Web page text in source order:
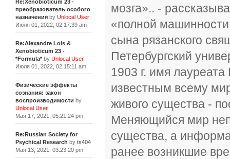
Re:Xenobioticum 23 -
преобразователь особого
назначенияby Unlocal User
Июля 01, 2022, 02:17:39 am
Re:Alexandre Lois &
Xenobioticum 23 -
*Formula*by Unlocal User
Июля 01, 2022, 02:15:11 am
Физические эффекты
сознания: закон
воспроизводимости by
Unlocal User
Мая 17, 2021, 05:21:24 pm
Re:Russian Society for
Psychical Research by ts404
Мая 13, 2021, 03:23:20 pm
мозга».. -
«полной
сына рязанского
Петербургский
1903 г. имя
известным всему
живого существа -
Меняющийся мир
существа, а
ранее возникшие